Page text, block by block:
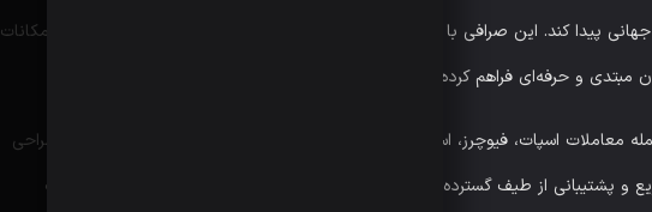
جهانی پیدا کند. این صرافی با هدف ساده‌سازی تجربه معامله‌گری و در عین حال حفظ امکانات
مبتدی و حرفه‌ای فراهم کرده است.
معاملات اسپات، فیوچرز، استیکینگ و سایر خدمات مالی غیرمتمرکز را ارائه می‌دهد. طراحی
و پشتیبانی از طیف گسترده‌ای از ارزهای دیجیتال، باعث شده کاربران بتوانند با سهولت